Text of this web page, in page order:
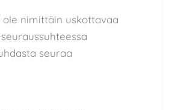
nimittäin uskottavaa
seuraa